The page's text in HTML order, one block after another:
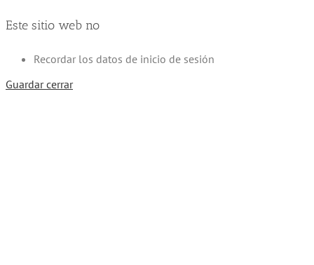
Este sitio web no
Recordar los datos de inicio de sesión
Guardar cerrar